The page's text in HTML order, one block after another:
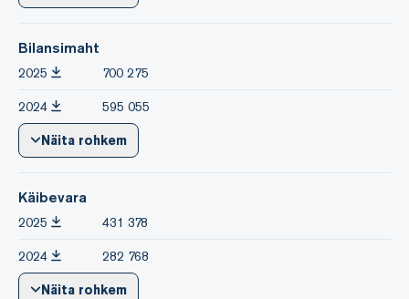
Bilansimaht
2025 700 275
2024 595 055
Näita rohkem
Käibevara
2025 431 378
2024 282 768
Näita rohkem